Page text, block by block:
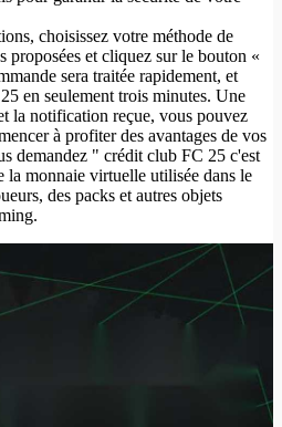
choisissez votre méthode de
proposées et cliquez sur le bouton «
sera traitée rapidement, et
en seulement trois minutes. Une
la notification reçue, vous pouvez
à profiter des avantages de vos
demandez " crédit club FC 25 c'est
monnaie virtuelle utilisée dans le
des packs et autres objets